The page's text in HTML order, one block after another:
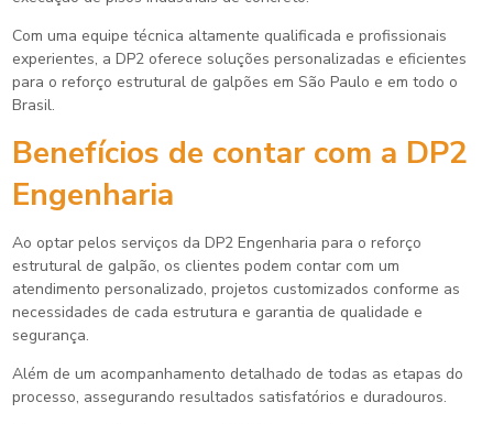
Com uma equipe técnica altamente qualificada e profissionais
experientes, a DP2 oferece soluções personalizadas e eficientes
para o reforço estrutural de galpões em São Paulo e em todo o
Brasil.
Benefícios de contar com a DP2
Engenharia
Ao optar pelos serviços da DP2 Engenharia para o reforço
estrutural de galpão, os clientes podem contar com um
atendimento personalizado, projetos customizados conforme as
necessidades de cada estrutura e garantia de qualidade e
segurança.
Além de um acompanhamento detalhado de todas as etapas do
processo, assegurando resultados satisfatórios e duradouros.